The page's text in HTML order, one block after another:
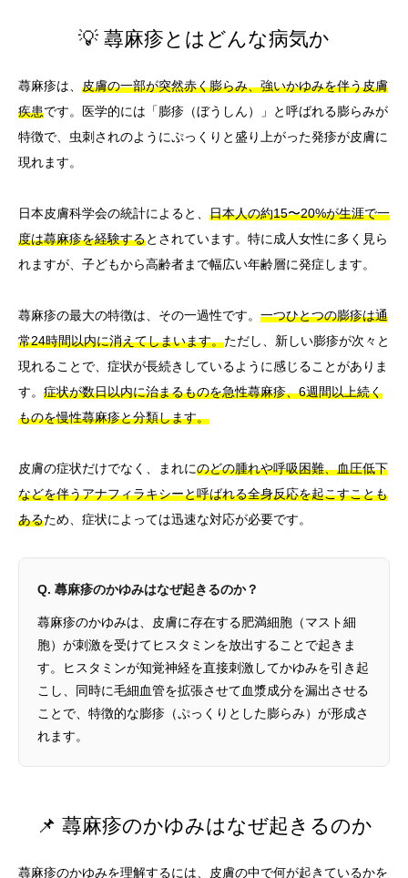
💡 蕁麻疹とはどんな病気か
蕁麻疹は、 皮膚の一部が突然赤く膨らみ、強いかゆみを伴う皮膚
疾患です。医学的には「膨疹（ぼうしん）」と呼ばれる膨らみが
特徴で、虫刺されのようにぷっくりと盛り上がった発疹が皮膚に
現れます。
日本皮膚科学会の統計によると、 日本人の約15〜20%が生涯で一
度は蕁麻疹を経験するとされています。特に成人女性に多く見ら
れますが、子どもから高齢者まで幅広い年齢層に発症します。
蕁麻疹の最大の特徴は、その一過性です。 一つひとつの膨疹は通
常24時間以内に消えてしまいます。ただし、新しい膨疹が次々と
現れることで、症状が長続きしているように感じることがありま
す。 症状が数日以内に治まるものを急性蕁麻疹、6週間以上続く
ものを慢性蕁麻疹と分類します。
皮膚の症状だけでなく、まれにのどの腫れや呼吸困難、血圧低下
などを伴うアナフィラキシーと呼ばれる全身反応を起こすことも
あるため、症状によっては迅速な対応が必要です。
Q. 蕁麻疹のかゆみはなぜ起きるのか？
蕁麻疹のかゆみは、皮膚に存在する肥満細胞（マスト細
胞）が刺激を受けてヒスタミンを放出することで起きま
す。ヒスタミンが知覚神経を直接刺激してかゆみを引き起
こし、同時に毛細血管を拡張させて血漿成分を漏出させる
ことで、特徴的な膨疹（ぷっくりとした膨らみ）が形成さ
れます。
📌 蕁麻疹のかゆみはなぜ起きるのか
蕁麻疹のかゆみを理解するには、皮膚の中で何が起きているかを